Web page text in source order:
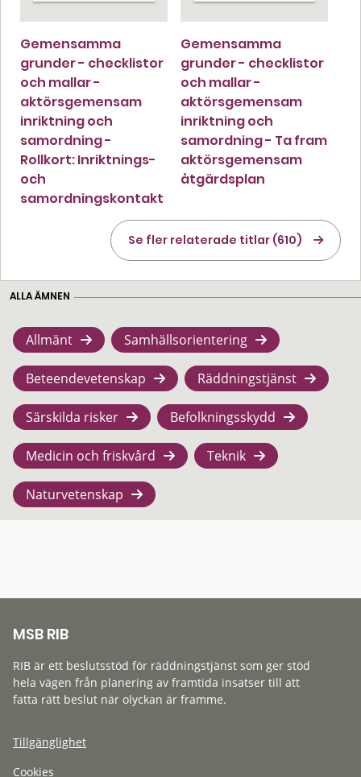
Gemensamma
grunder - checklistor
och mallar -
aktörsgemensam
inriktning och
samordning -
Rollkort: Inriktnings-
och
samordningskontakt
Gemensamma
grunder - checklistor
och mallar -
aktörsgemensam
inriktning och
samordning - Ta fram
aktörsgemensam
åtgärdsplan
Se fler relaterade titlar (610)
ALLA ÄMNEN
Allmänt Samhällsorientering
Beteendevetenskap Räddningstjänst
Särskilda risker Befolkningsskydd
Medicin och friskvård Teknik
Naturvetenskap
MSB RIB
RIB är ett beslutsstöd för räddningstjänst som ger stöd
hela vägen från planering av framtida insatser till att
fatta rätt beslut när olyckan är framme.
Tillgänglighet
Cookies